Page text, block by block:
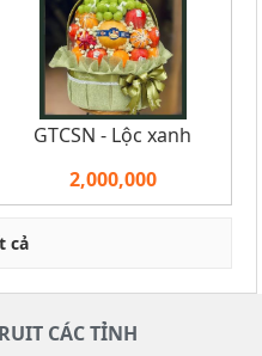
GTCSN - Lộc xanh
2,000,000
cả
CÁC TỈNH